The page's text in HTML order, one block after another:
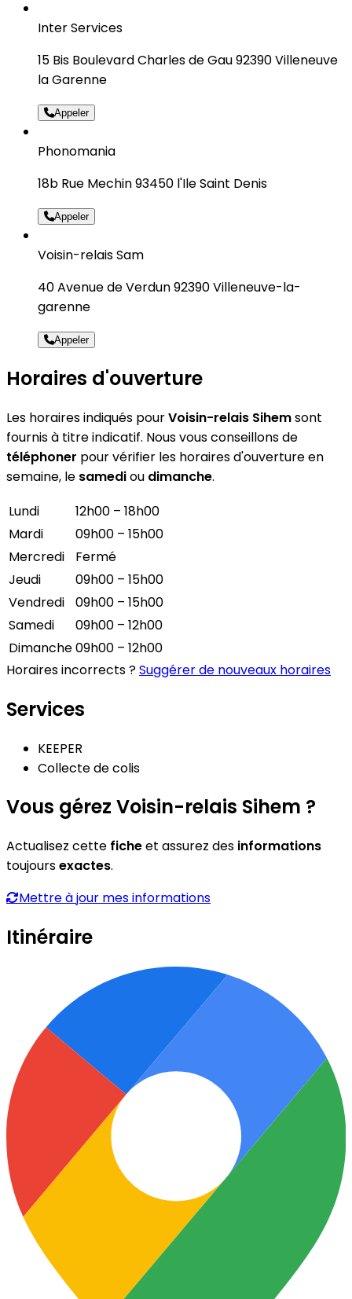
Inter Services
15 Bis Boulevard Charles de Gau 92390 Villeneuve
la Garenne
Appeler
Phonomania
18b Rue Mechin 93450 l'Ile Saint Denis
Appeler
Voisin-relais Sam
40 Avenue de Verdun 92390 Villeneuve-la-
garenne
Appeler
Horaires d'ouverture
Les horaires indiqués pourVoisin-relais Sihemsont
fournis à titre indicatif. Nous vous conseillons de
téléphoner pour vérifier les horaires d'ouverture en
semaine, le samediou dimanche.
Lundi
12h00 – 18h00
Mardi
09h00 – 15h00
Mercredi
Fermé
Jeudi
09h00 – 15h00
Vendredi
09h00 – 15h00
Samedi
09h00 – 12h00
Dimanche09h00 – 12h00
Horaires incorrects ?Suggérer de nouveaux horaires
Services
KEEPER
Collecte de colis
Vous gérez Voisin-relais Sihem ?
Actualisez cette ficheet assurez des informations
toujoursexactes.
Mettre à jour mes informations
Itinéraire